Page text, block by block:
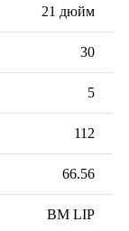
21 дюйм
30
5
112
66.56
BM LIP